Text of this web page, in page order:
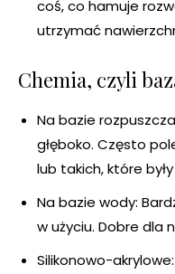
coś, co hamuje
utrzymać
Chemia, czyli
Na bazie
głęboko. Często
lub takich, które
Na bazie wody:
w użyciu. Dobre dla
Silikonowo-